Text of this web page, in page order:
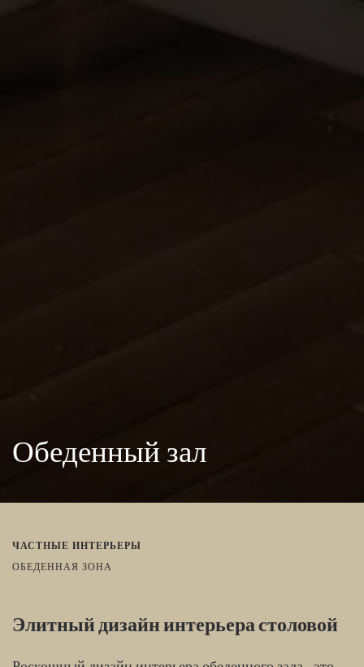
Обеденный зал
ЧАСТНЫЕ ИНТЕРЬЕРЫ
ОБЕДЕННАЯ ЗОНА
Элитный дизайн интерьера столовой